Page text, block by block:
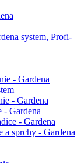
system, Profi-
- Gardena
- Gardena
- Gardena
- Gardena
a sprchy - Gardena